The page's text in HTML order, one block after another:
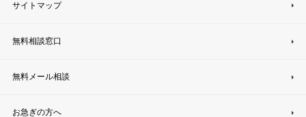
サイトマップ
無料相談窓口
無料メール相談
お急ぎの方へ